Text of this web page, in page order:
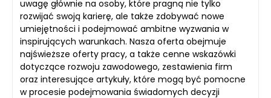
uwagę głównie na osoby, które pragną nie tylko
rozwijać swoją karierę, ale także zdobywać nowe
umiejętności i podejmować ambitne wyzwania w
inspirujących warunkach. Nasza oferta obejmuje
najświeższe oferty pracy, a także cenne wskazówki
dotyczące rozwoju zawodowego, zestawienia firm
oraz interesujące artykuły, które mogą być pomocne
w procesie podejmowania świadomych decyzji